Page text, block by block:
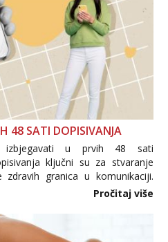
Kod: #123
min
- Kod: #142
min
48 SATI DOPISIVANJA
u prvih 48 sati
ključni su za stvaranje
granica u komunikaciji.
osobnih ili intimnih
osoba još nije zaslužila to
Pročitaj više